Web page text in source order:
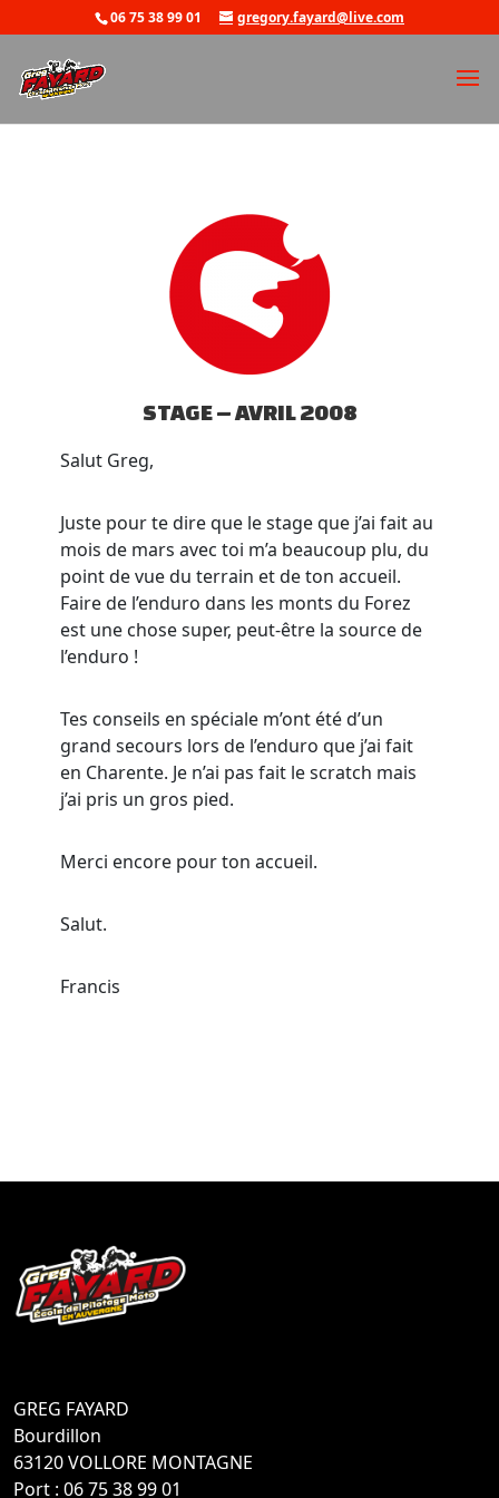
06 75 38 99 01 gregory.fayard@live.com
STAGE – AVRIL 2008
Salut Greg,
Juste pour te dire que le stage que j’ai fait au
mois de mars avec toi m’a beaucoup plu, du
point de vue du terrain et de ton accueil.
Faire de l’enduro dans les monts du Forez
est une chose super, peut-être la source de
l’enduro !
Tes conseils en spéciale m’ont été d’un
grand secours lors de l’enduro que j’ai fait
en Charente. Je n’ai pas fait le scratch mais
j’ai pris un gros pied.
Merci encore pour ton accueil.
Salut.
Francis
GREG FAYARD
Bourdillon
63120 VOLLORE MONTAGNE
Port : 06 75 38 99 01